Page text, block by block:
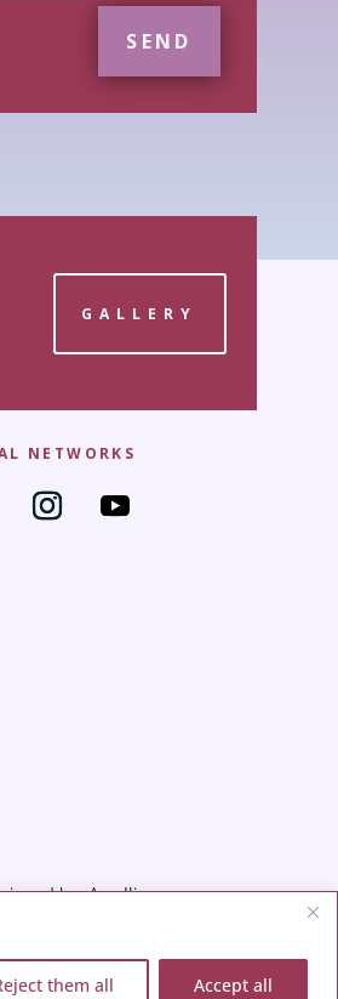
them all Accept all
SEND
GALLERY
NETWORKS
by: Ana Iliana